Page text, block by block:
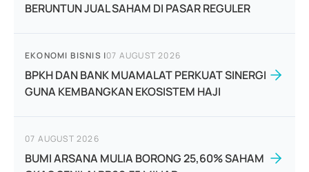
BERUNTUN JUAL SAHAM DI PASAR REGULER
EKONOMI BISNIS |07 AUGUST 2026
BPKH DAN BANK MUAMALAT PERKUAT SINERGI
GUNA KEMBANGKAN EKOSISTEM HAJI
07 AUGUST 2026
BUMI ARSANA MULIA BORONG 25,60% SAHAM